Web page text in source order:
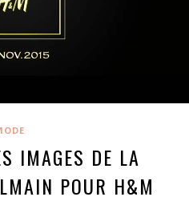
IMAGES DE LA
POUR H&M